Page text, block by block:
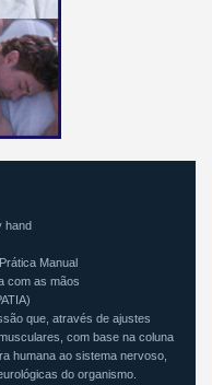
hand
Manual
com as mãos
que, através de ajustes
com base na coluna
humana ao sistema nervoso,
do organismo.